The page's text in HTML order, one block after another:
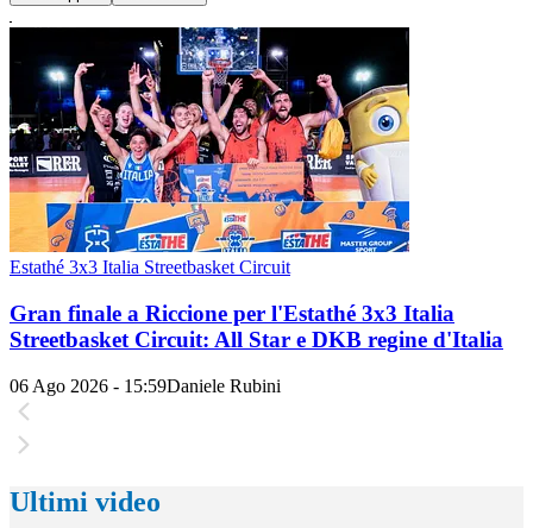
Estathé 3x3 Italia Streetbasket Circuit
Gran finale a Riccione per l'Estathé 3x3 Italia
Streetbasket Circuit: All Star e DKB regine d'Italia
06 Ago 2026 - 15:59Daniele Rubini
Ultimi video